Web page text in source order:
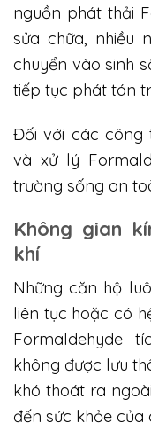
nguồn phát thải
sửa chữa, nhiều
chuyển vào sinh
tiếp tục phát tán
Đối với các công
và xử lý
trường sống an
Không gian
khí
Những căn hộ
liên tục hoặc có
Formaldehyde
không được lưu
khó thoát ra
đến sức khỏe của